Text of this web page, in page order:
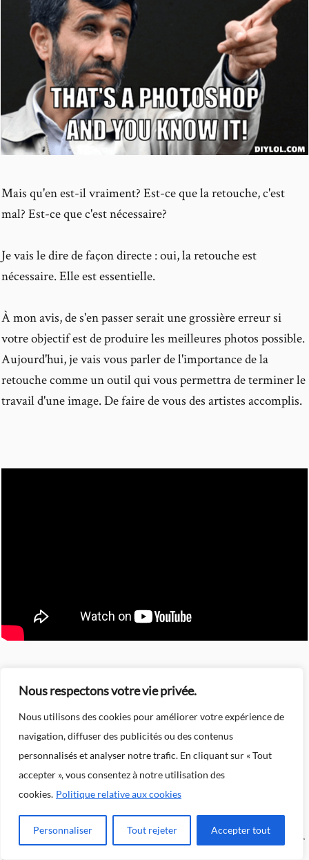
Nous respectons votre vie privée.
Nous utilisons des cookies pour améliorer votre expérience de
navigation, diffuser des publicités ou des contenus
personnalisés et analyser notre trafic. En cliquant sur « Tout
accepter », vous consentez à notre utilisation des
cookies. Politique relative aux cookies
Personnaliser Tout rejeter Accepter tout
Mais qu'en est-il vraiment? Est-ce que la retouche, c'est
mal? Est-ce que c'est nécessaire?
Je vais le dire de façon directe : oui, la retouche est
nécessaire. Elle est essentielle.
À mon avis, de s'en passer serait une grossière erreur si
votre objectif est de produire les meilleures photos possible.
Aujourd'hui, je vais vous parler de l'importance de la
retouche comme un outil qui vous permettra de terminer le
travail d'une image. De faire de vous des artistes accomplis.
LA DIFFÉRENCE ENTRE
DÉVELOPPEMENT ET
RETOUCHE : QUELQUES
NUANCES
Avant d'entrer dans un débat sur la retouche photo, à savoir